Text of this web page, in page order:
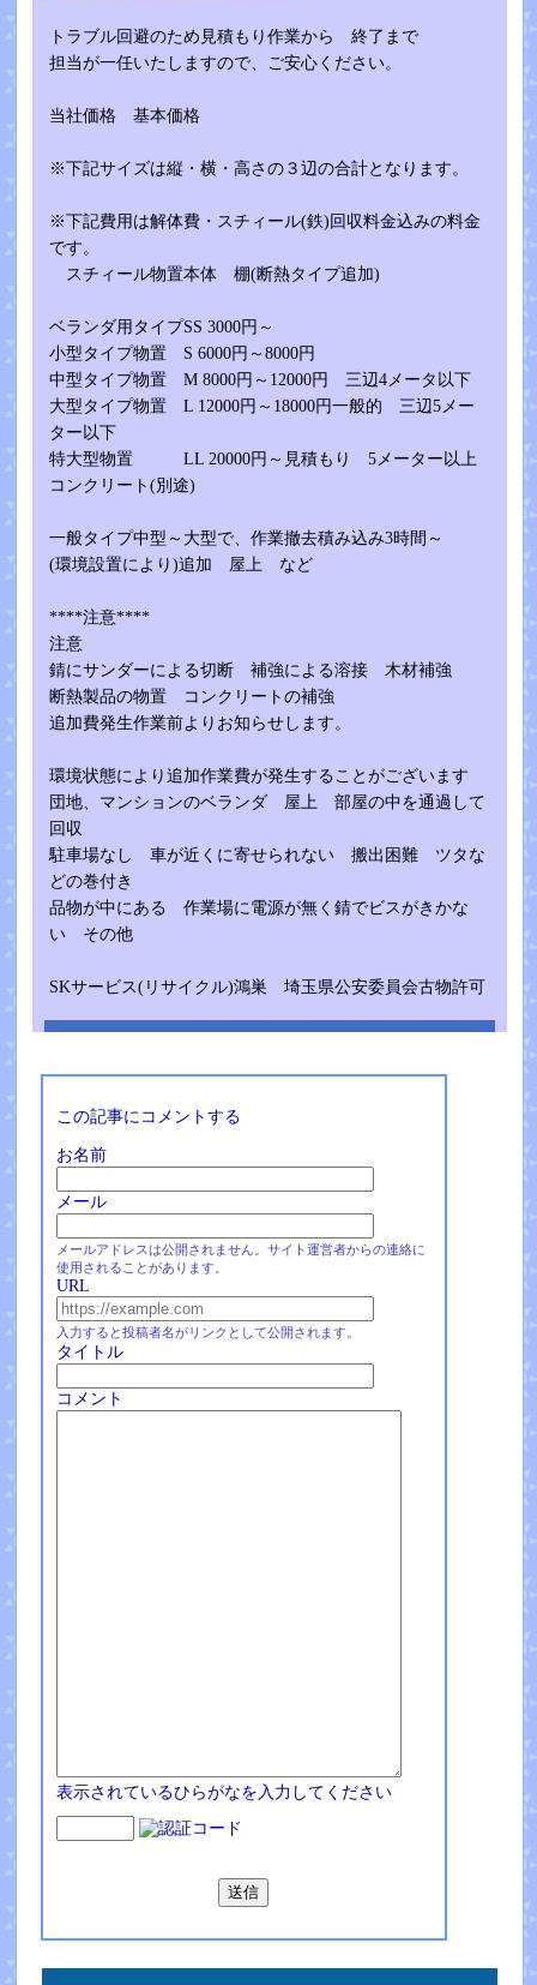
トラブル回避のため見積もり作業から 終了まで
担当が一任いたしますので、ご安心ください。
当社価格 基本価格
※下記サイズは縦・横・高さの３辺の合計となります。
※下記費用は解体費・スチィール(鉄)回収料金込みの料金
です。
スチィール物置本体 棚(断熱タイプ追加)
ベランダ用タイプSS 3000円～
小型タイプ物置 S 6000円～8000円
中型タイプ物置 M 8000円～12000円 三辺4メータ以下
大型タイプ物置 L 12000円～18000円一般的 三辺5メー
ター以下
特大型物置 LL 20000円～見積もり 5メーター以上
コンクリート(別途)
一般タイプ中型～大型で、作業撤去積み込み3時間～
(環境設置により)追加 屋上 など
****注意****
注意
錆にサンダーによる切断 補強による溶接 木材補強
断熱製品の物置 コンクリートの補強
追加費発生作業前よりお知らせします。
環境状態により追加作業費が発生することがございます
団地、マンションのベランダ 屋上 部屋の中を通過して
回収
駐車場なし 車が近くに寄せられない 搬出困難 ツタな
どの巻付き
品物が中にある 作業場に電源が無く錆でビスがきかな
い その他
SKサービス(リサイクル)鴻巣 埼玉県公安委員会古物許可
この記事にコメントする
お名前
メール
メールアドレスは公開されません。サイト運営者からの連絡に
使用されることがあります。
URL
入力すると投稿者名がリンクとして公開されます。
タイトル
コメント
表示されているひらがなを入力してください